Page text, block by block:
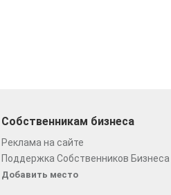
Собственникам бизнеса
Реклама на сайте
Поддержка Собственников Бизнеса
Добавить место